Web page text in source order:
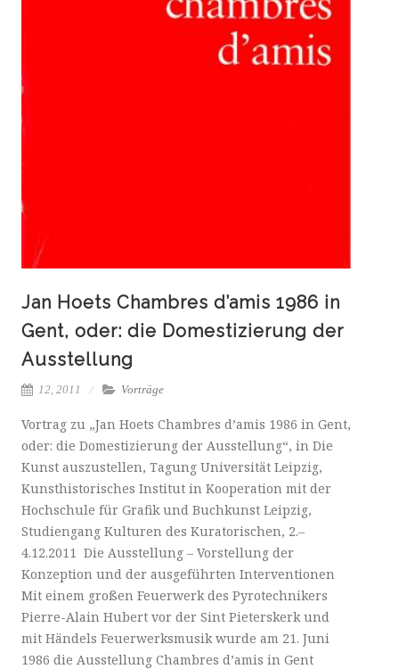
Jan Hoets Chambres d’amis 1986 in
Gent, oder: die Domestizierung der
Ausstellung
12, 2011 Vorträge
Vortrag zu „Jan Hoets Chambres d’amis 1986 in Gent,
oder: die Domestizierung der Ausstellung“, in Die
Kunst auszustellen, Tagung Universität Leipzig,
Kunsthistorisches Institut in Kooperation mit der
Hochschule für Grafik und Buchkunst Leipzig,
Studiengang Kulturen des Kuratorischen, 2.–
4.12.2011 Die Ausstellung – Vorstellung der
Konzeption und der ausgeführten Interventionen
Mit einem großen Feuerwerk des Pyrotechnikers
Pierre-Alain Hubert vor der Sint Pieterskerk und
mit Händels Feuerwerksmusik wurde am 21. Juni
1986 die Ausstellung Chambres d’amis in Gent